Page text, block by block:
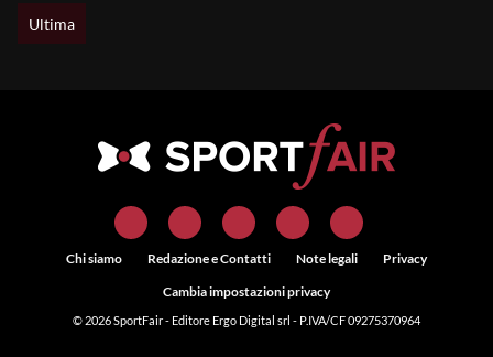
Ultima
Chi siamo Redazione e Contatti Note legali
Privacy
Cambia impostazioni privacy
© 2026SportFair- Editore Ergo Digital srl - P.IVA/CF 09275370964